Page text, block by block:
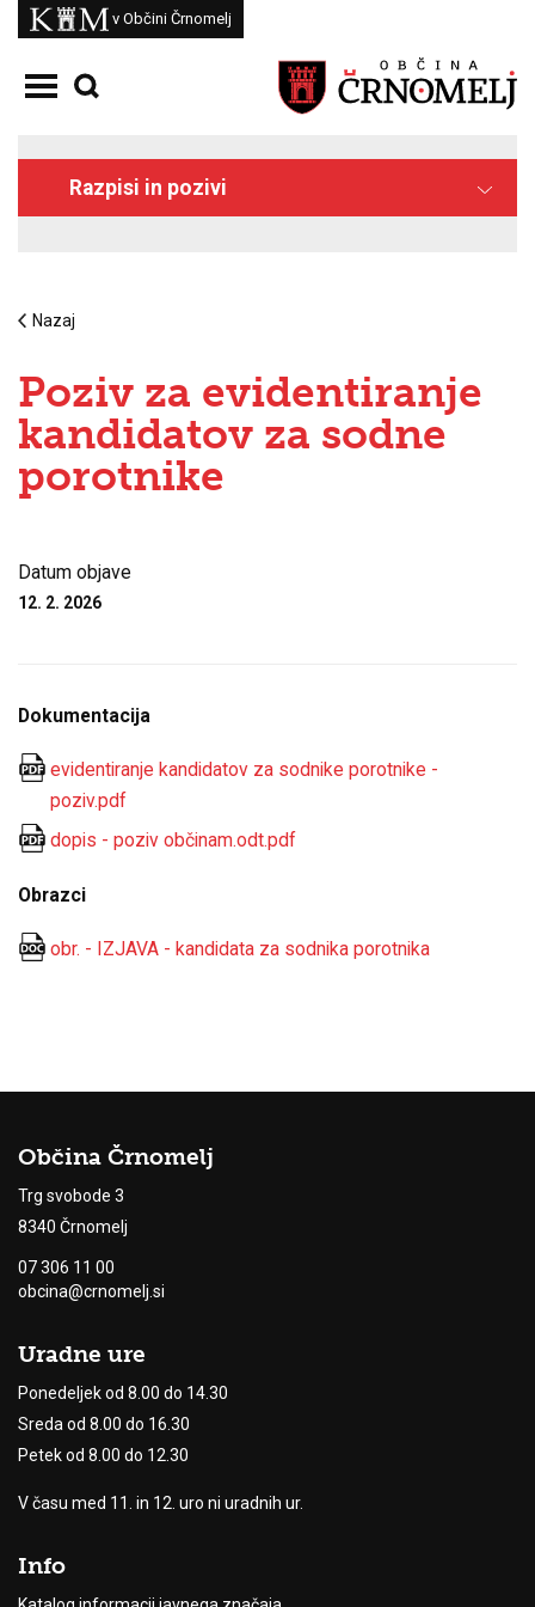
Skoči na vsebino
Kam
v Občini Črnomelj
Odpri meni
Razpisi in pozivi
Nazaj
Poziv za evidentiranje
kandidatov za sodne
porotnike
Datum objave
12. 2. 2026
Dokumentacija
evidentiranje kandidatov za sodnike porotnike -
poziv.pdf
dopis - poziv občinam.odt.pdf
Obrazci
obr. - IZJAVA - kandidata za sodnika porotnika
Občina Črnomelj
Trg svobode 3
8340 Črnomelj
07 306 11 00
obcina@crnomelj.si
Uradne ure
Ponedeljek od 8.00 do 14.30
Sreda od 8.00 do 16.30
Petek od 8.00 do 12.30
V času med 11. in 12. uro ni uradnih ur.
Info